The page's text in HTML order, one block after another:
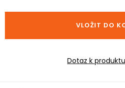
cena:
VLOŽIT DO
Dotaz k produktu